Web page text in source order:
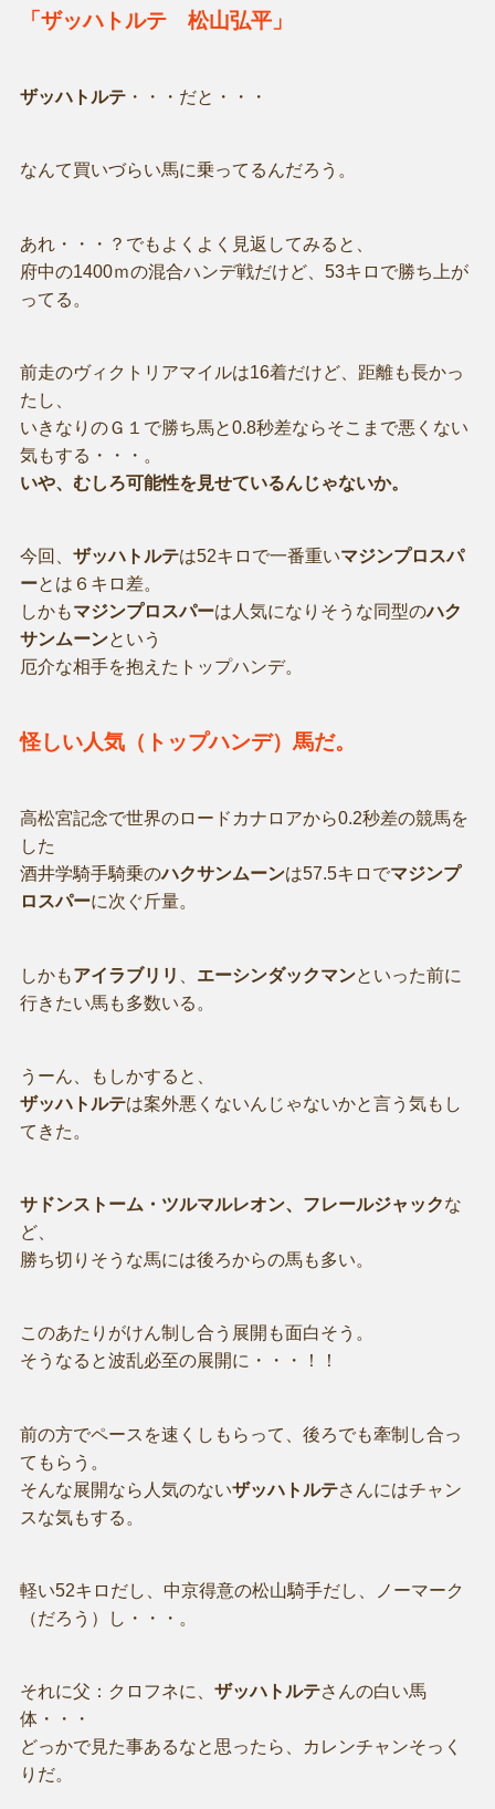
「ザッハトルテ 松山弘平」
ザッハトルテ・・・だと・・・
なんて買いづらい馬に乗ってるんだろう。
あれ・・・？でもよくよく見返してみると、
府中の1400ｍの混合ハンデ戦だけど、53キロで勝ち上が
ってる。
前走のヴィクトリアマイルは16着だけど、距離も長かっ
たし、
いきなりのＧ１で勝ち馬と0.8秒差ならそこまで悪くない
気もする・・・。
いや、むしろ可能性を見せているんじゃないか。
今回、 ザッハトルテは52キロで一番重いマジンプロスパ
ーとは６キロ差。
しかもマジンプロスパーは人気になりそうな同型のハク
サンムーンという
厄介な相手を抱えたトップハンデ。
怪しい人気（トップハンデ）馬だ。
高松宮記念で世界のロードカナロアから0.2秒差の競馬を
した
酒井学騎手騎乗のハクサンムーンは57.5キロでマジンプ
ロスパーに次ぐ斤量。
しかもアイラブリリ エーシンダックマンといった前に
行きたい馬も多数いる。
うーん、もしかすると、
ザッハトルテは案外悪くないんじゃないかと言う気もし
てきた。
サドンストーム・ツルマルレオン、フレールジャックな
ど、
勝ち切りそうな馬には後ろからの馬も多い。
このあたりがけん制し合う展開も面白そう。
そうなると波乱必至の展開に・・・！！
前の方でペースを速くしもらって、後ろでも牽制し合っ
てもらう。
そんな展開なら人気のないザッハトルテさんにはチャン
スな気もする。
軽い52キロだし、中京得意の松山騎手だし、ノーマーク
（だろう）し・・・。
それに父：クロフネに、 ザッハトルテさんの白い馬
体・・・
どっかで見た事あるなと思ったら、カレンチャンそっく
りだ。